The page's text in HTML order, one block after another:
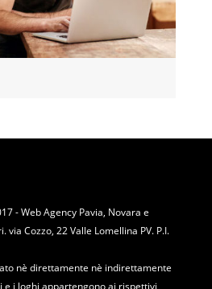
- Web Agency Pavia, Novara e
via Cozzo, 22 Valle Lomellina PV. P.I.
nè direttamente nè indirettamente
i loghi appartengono ai rispettivi